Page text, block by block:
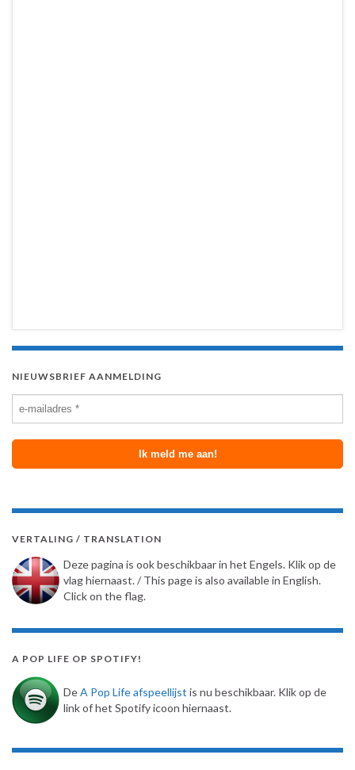
NIEUWSBRIEF AANMELDING
VERTALING / TRANSLATION
Deze pagina is ook beschikbaar in het Engels. Klik op de
vlag hiernaast. / This page is also available in English.
Click on the flag.
A POP LIFE OP SPOTIFY!
DeA Pop Life afspeellijst is nu beschikbaar. Klik op de
link of het Spotify icoon hiernaast.